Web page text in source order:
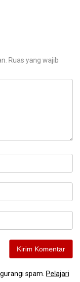
Ruas yang wajib
spam. Pelajari